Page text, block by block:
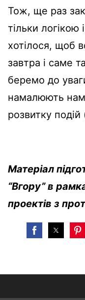
Тож, ще раз
тільки
хотілося, щоб
завтра і саме
беремо до
намалюють нам
розвитку
Матеріал
“Вгору” в
проектів з